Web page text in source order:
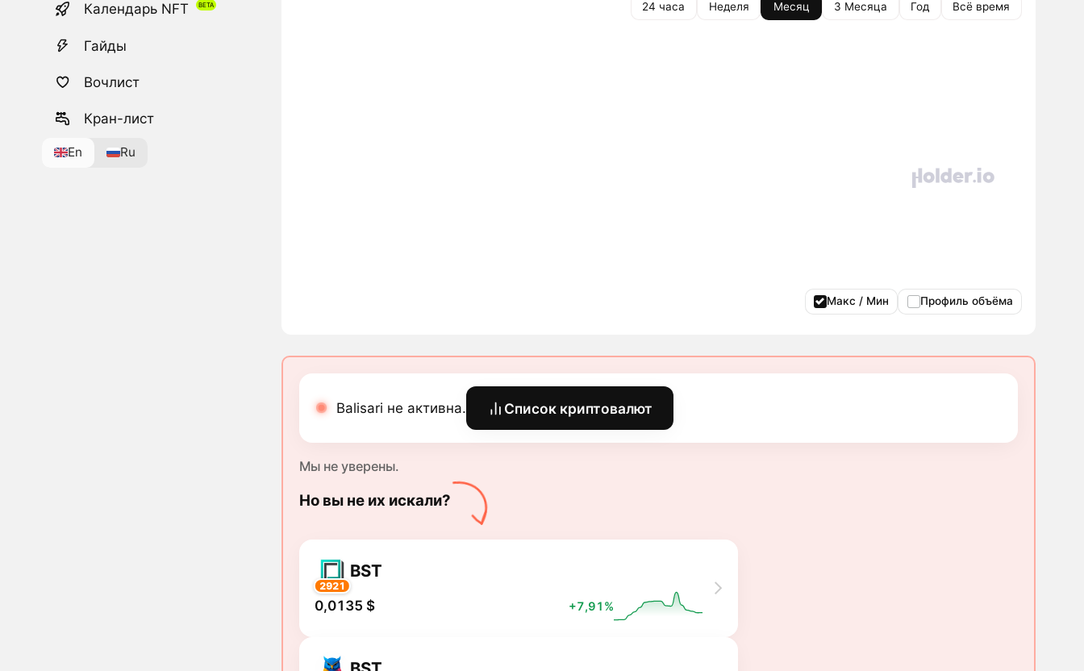
Календарь NFT
Гайды
Вочлист
Кран-лист
En Ru
24 часа Неделя Месяц 3 Месяца Год Всё время
Макс / Мин Профиль объёма
Balisari не активна. Список криптовалют
Мы не уверены.
Но вы не их искали?
2921
BST
0,0135 $ +7,91%